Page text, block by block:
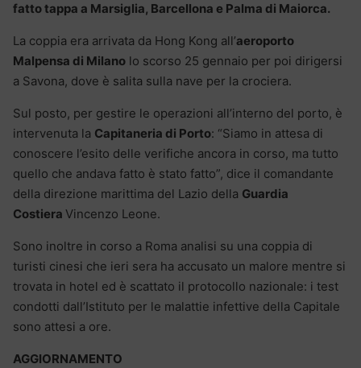
fatto tappa a Marsiglia, Barcellona e Palma di Maiorca.
La coppia era arrivata da Hong Kong all’aeroporto
Malpensa di Milano lo scorso 25 gennaio per poi dirigersi
a Savona, dove è salita sulla nave per la crociera.
Sul posto, per gestire le operazioni all’interno del porto, è
intervenuta la Capitaneria di Porto: “Siamo in attesa di
conoscere l’esito delle verifiche ancora in corso, ma tutto
quello che andava fatto è stato fatto”, dice il comandante
della direzione marittima del Lazio della Guardia
Costiera Vincenzo Leone.
Sono inoltre in corso a Roma analisi su una coppia di
turisti cinesi che ieri sera ha accusato un malore mentre si
trovata in hotel ed è scattato il protocollo nazionale: i test
condotti dall’Istituto per le malattie infettive della Capitale
sono attesi a ore.
AGGIORNAMENTO